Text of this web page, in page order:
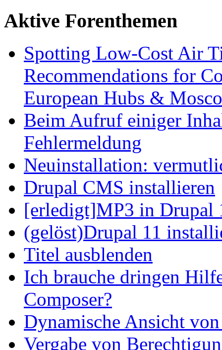
Aktive Forenthemen
Spotting Low-Cost Air
Recommendations for
European Hubs &
Beim Aufruf einiger
Fehlermeldung
Neuinstallation:
Drupal CMS installieren
[erledigt]MP3 in Drupal
(gelöst)Drupal 11
Titel ausblenden
Ich brauche dringen
Composer?
Dynamische Ansicht
Vergabe von